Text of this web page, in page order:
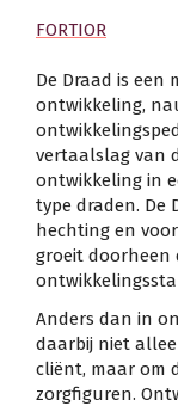
FORTIOR
De Draad is
ontwikkeling,
vertaalslag van
ontwikkeling in
type draden. De
hechting en
groeit doorheen
Anders dan in
daarbij niet
cliënt, maar om
zorgfiguren.